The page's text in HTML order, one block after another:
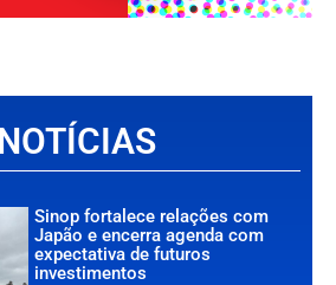
Sinop fortalece relações com
Japão e encerra agenda com
expectativa de futuros
investimentos